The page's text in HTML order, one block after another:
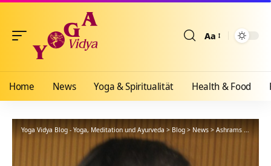
Aa
Home News Yoga & Spiritualität Health & Food
Yoga Vidya Blog - Yoga, Meditation und Ayurveda > Blog > News > Ashrams